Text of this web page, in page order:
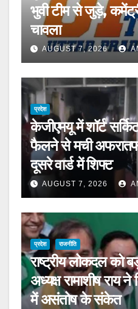
भुवी टीम से जुड़े,
चावला
AUGUST 7, 2026
प्रदेश
केजीएमयू में शॉर्ट
फैलने से मची
दूसरे वार्ड में शिफ्ट
AUGUST 7, 2026
प्रदेश राजनीति
राष्ट्रीय लोकदल को
अध्यक्ष रामाशीष राय
में असंतोष के संकेत